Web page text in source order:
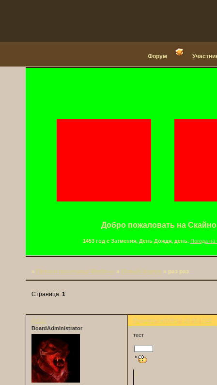
Форум
Добро пожаловать на
1453 год с Затмения, День Дождя, день. Погода на
»Личная песочница Wedm-ы » Новый форум » раз раз
Страница:1
Поделиться2009-12-20 15:17:08
Altus
BoardAdministrator
тест
0